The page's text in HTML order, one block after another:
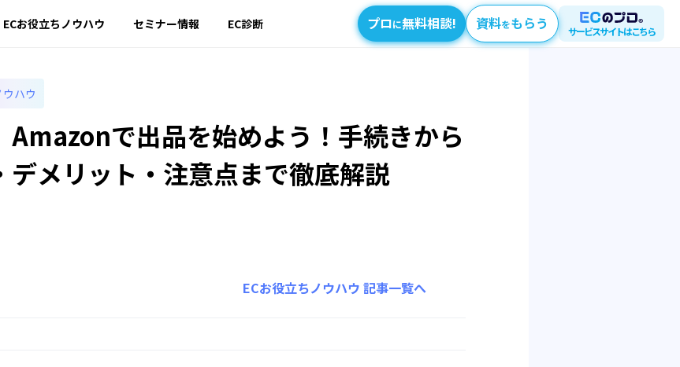
ECお役立ちノウハウ セミナー情報 EC診断 プロに無料相談! 資料をもらう サービスサイトはこちら
ウハウ
Amazonで出品を始めよう！手続きから
デメリット・注意点まで徹底解説
ECお役立ちノウハウ 記事一覧へ